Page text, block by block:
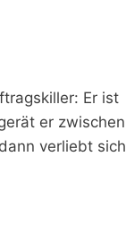
Er ist
er zwischen
verliebt sich